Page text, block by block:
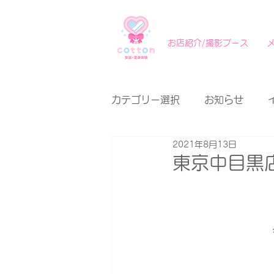
お店紹介/撮影ブース
カテゴリー選択 お知らせ
東京中目黒
2021年8月13日